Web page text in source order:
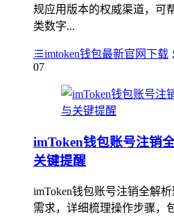
规应用版本的权威渠道，可
类数字...
imtoken钱包最新官网下载
07
imToken钱包账号注销
关键提醒
imToken钱包账号注销全解
需求，详细梳理操作步骤，